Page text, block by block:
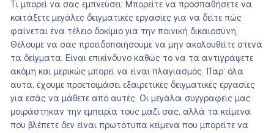
Τι μπορεί να σας εμπνεύσει; Μπορείτε να προσπαθήσετε να
κοιτάξετε μεγάλες δειγματικές εργασίες για να δείτε πώς
φαίνεται ένα τέλειο δοκίμιο για την ποινική δικαιοσύνη.
Θέλουμε να σας προειδοποιήσουμε να μην ακολουθείτε στενά
τα δείγματα. Είναι επικίνδυνο καθώς το να τα αντιγράψετε
ακόμη και μερικώς μπορεί να είναι πλαγιασμός. Παρ’ όλα
αυτά, έχουμε προετοιμάσει εξαιρετικές δειγματικές εργασίες
για εσάς να μάθετε από αυτές. Οι μεγάλοι συγγραφείς μας
μοιράστηκαν την εμπειρία τους μαζί σας, αλλά τα κείμενα
που βλέπετε δεν είναι πρωτότυπα κείμενα που μπορείτε να